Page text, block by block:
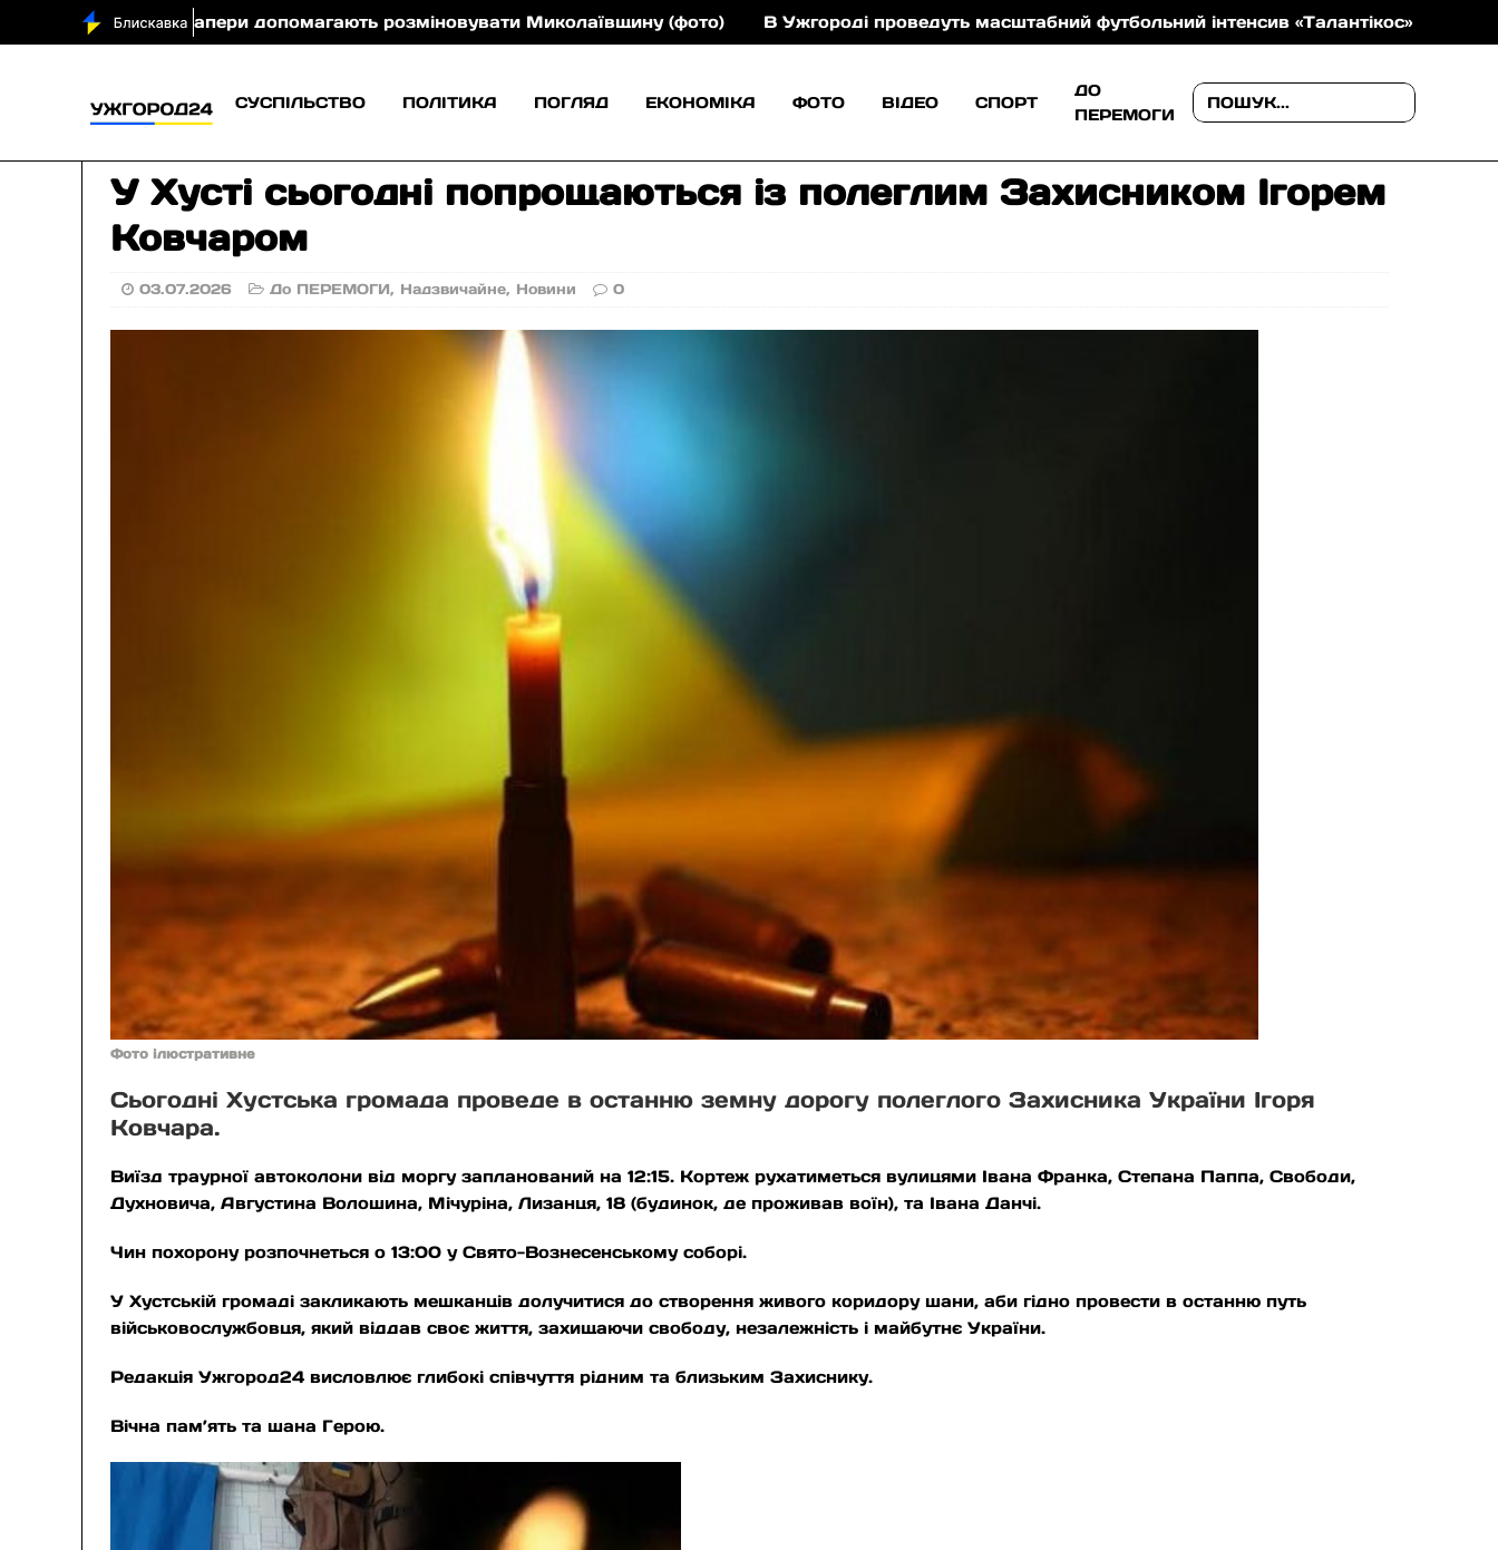
сапери допомагають розміновувати Миколаївщину (фото) В Ужгороді проведуть масштабний футбольний інтенсив «Талантікос» На Закарпатті
СУСПІЛЬСТВО ПОЛІТИКА ПОГЛЯД ЕКОНОМІКА ФОТО ВІДЕО СПОРТ
ДО
ПЕРЕМОГИ
У Хусті сьогодні попрощаються із полеглим Захисником Ігорем
Ковчаром
03.07.2026 До ПЕРЕМОГИ, Надзвичайне, Новини 0
Фото ілюстративне
Сьогодні Хустська громада проведе в останню земну дорогу полеглого Захисника України Ігоря
Ковчара.
Виїзд траурної автоколони від моргу запланований на 12:15. Кортеж рухатиметься вулицями Івана Франка, Степана Паппа, Свободи,
Духновича, Августина Волошина, Мічуріна, Лизанця, 18 (будинок, де проживав воїн), та Івана Данчі.
Чин похорону розпочнеться о 13:00 у Свято-Вознесенському соборі.
У Хустській громаді закликають мешканців долучитися до створення живого коридору шани, аби гідно провести в останню путь
військовослужбовця, який віддав своє життя, захищаючи свободу, незалежність і майбутнє України.
Редакція Ужгород24 висловлює глибокі співчуття рідним та близьким Захиснику.
Вічна пам’ять та шана Герою.